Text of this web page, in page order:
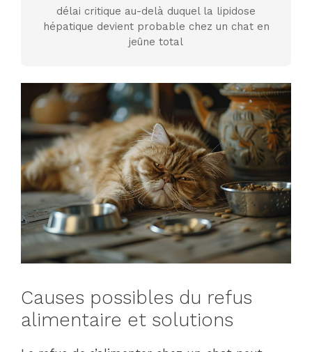
délai critique au-delà duquel la lipidose
hépatique devient probable chez un chat en
jeûne total
Causes possibles du refus
alimentaire et solutions